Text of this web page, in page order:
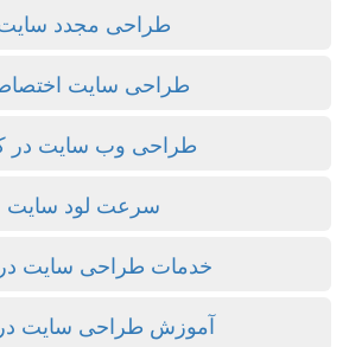
طراحی مجدد سایت
طراحی سایت
طراحی وب سایت در
سرعت لود سایت
خدمات طراحی سایت
آموزش طراحی سایت